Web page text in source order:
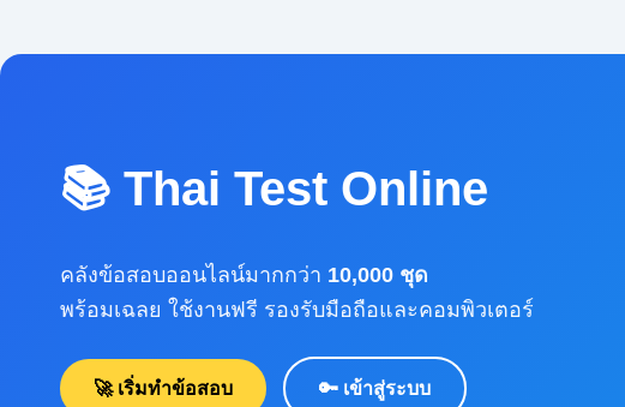
📚 Thai Test Online
คลังข้อสอบออนไลน์มากกว่า10,000 ชุด
พร้อมเฉลย ใช้งานฟรี รองรับมือถือและคอมพิวเตอร์
🚀 เริ่มทำข้อสอบ 🔑 เข้าสู่ระบบ